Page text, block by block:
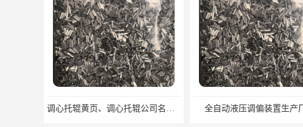
全自动液压调偏装置生产厂家